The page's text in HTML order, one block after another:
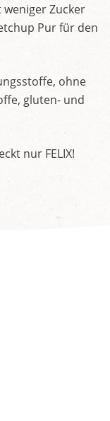
Zucker
Pur für den
ohne
gluten- und
nur FELIX!